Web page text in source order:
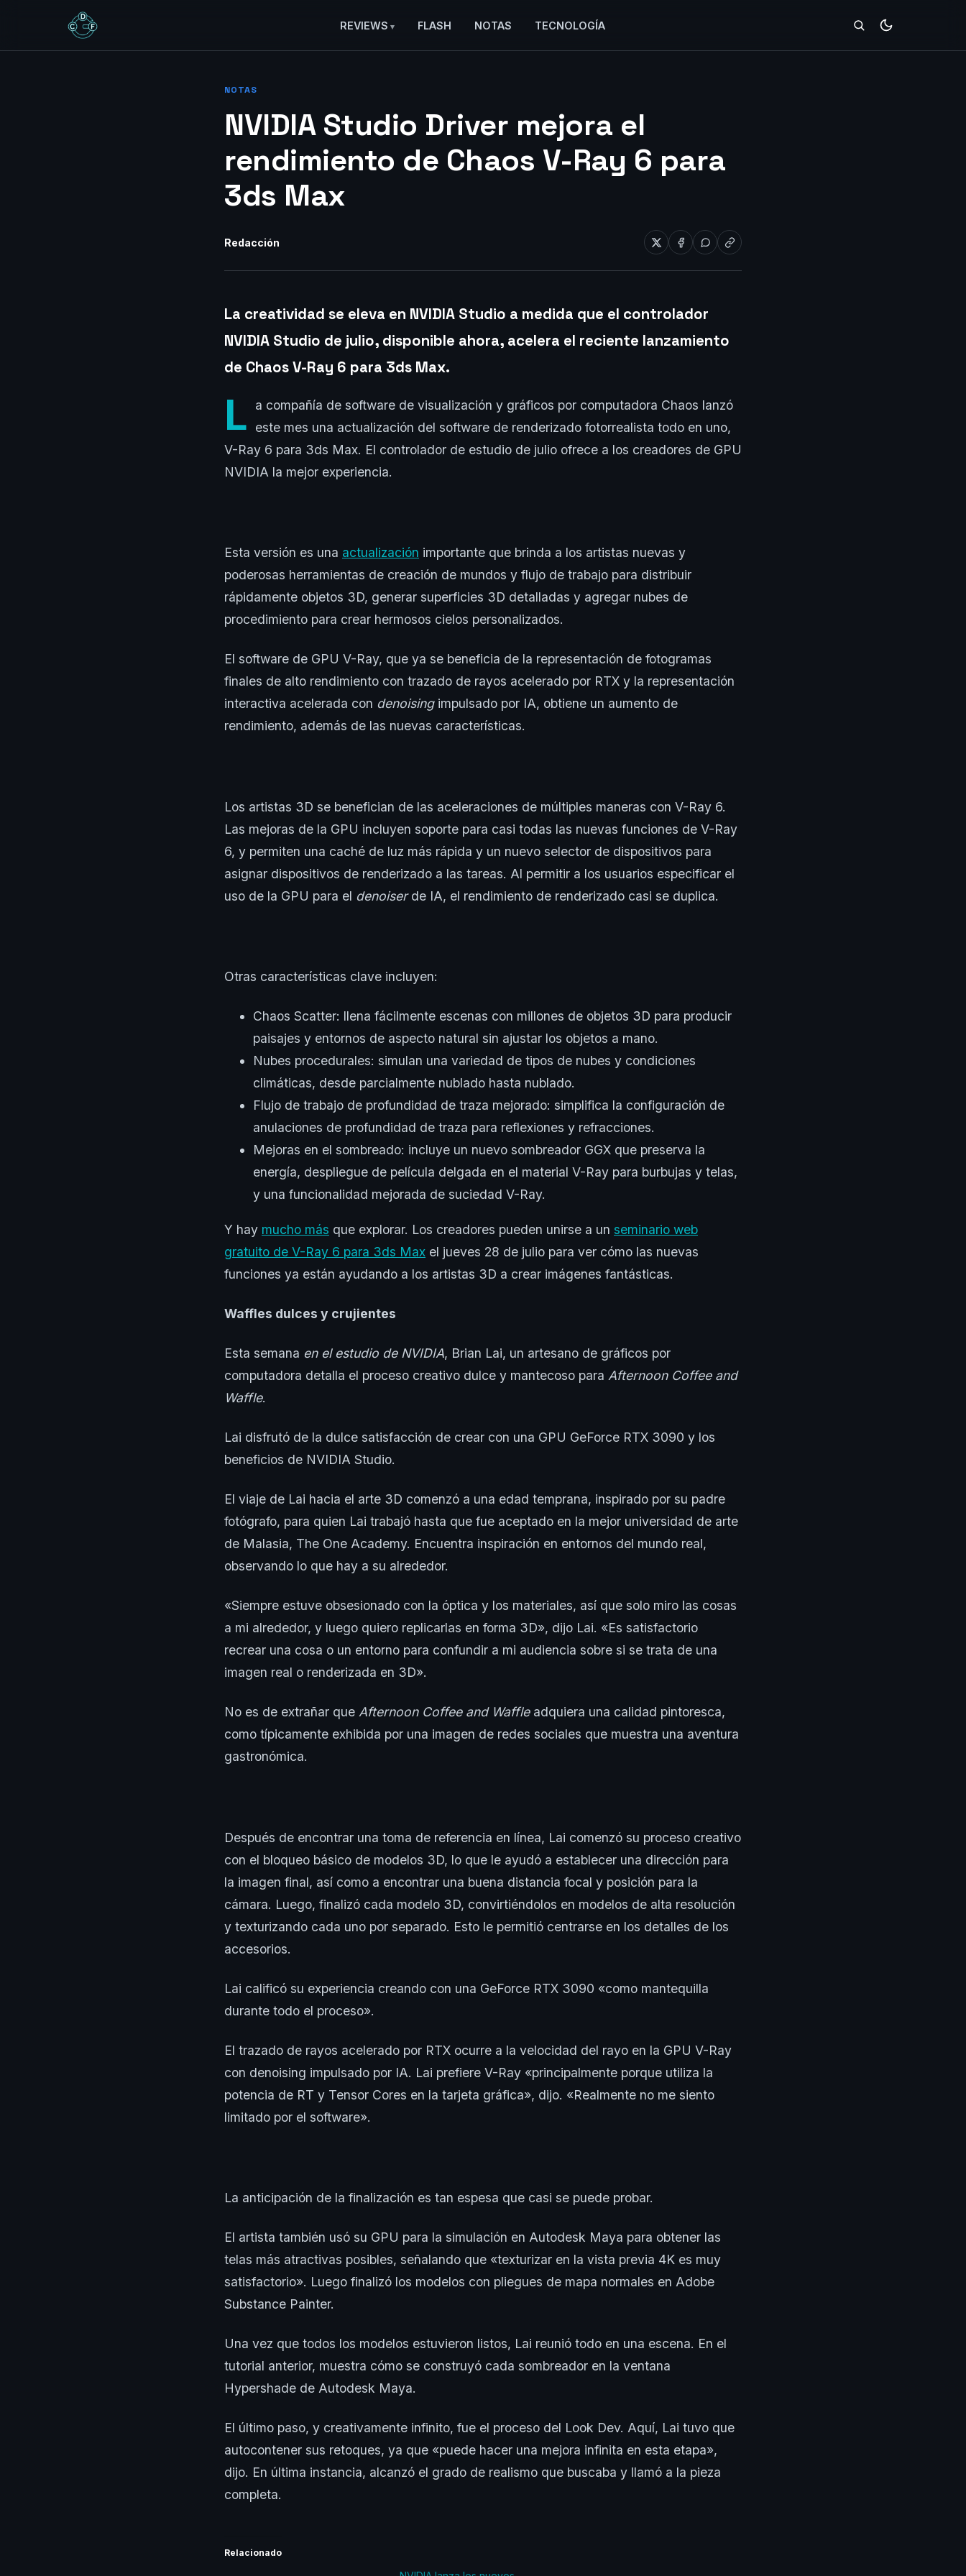
REVIEWS FLASH NOTAS TECNOLOGÍA
NOTAS
NVIDIA Studio Driver mejora el
rendimiento de Chaos V-Ray 6 para
3ds Max
Redacción
La creatividad se eleva en NVIDIA Studio a medida que el controlador
NVIDIA Studio de julio, disponible ahora, acelera el reciente lanzamiento
de Chaos V-Ray 6 para 3ds Max.
L
a compañía de software de visualización y gráficos por computadora Chaos lanzó
este mes una actualización del software de renderizado fotorrealista todo en uno,
V-Ray 6 para 3ds Max. El controlador de estudio de julio ofrece a los creadores de GPU
NVIDIA la mejor experiencia.
Esta versión es una actualización importante que brinda a los artistas nuevas y
poderosas herramientas de creación de mundos y flujo de trabajo para distribuir
rápidamente objetos 3D, generar superficies 3D detalladas y agregar nubes de
procedimiento para crear hermosos cielos personalizados.
El software de GPU V-Ray, que ya se beneficia de la representación de fotogramas
finales de alto rendimiento con trazado de rayos acelerado por RTX y la representación
interactiva acelerada con denoisingimpulsado por IA, obtiene un aumento de
rendimiento, además de las nuevas características.
Los artistas 3D se benefician de las aceleraciones de múltiples maneras con V-Ray 6.
Las mejoras de la GPU incluyen soporte para casi todas las nuevas funciones de V-Ray
6, y permiten una caché de luz más rápida y un nuevo selector de dispositivos para
asignar dispositivos de renderizado a las tareas. Al permitir a los usuarios especificar el
uso de la GPU para el denoiserde IA, el rendimiento de renderizado casi se duplica.
Otras características clave incluyen:
Chaos Scatter: llena fácilmente escenas con millones de objetos 3D para producir
paisajes y entornos de aspecto natural sin ajustar los objetos a mano.
Nubes procedurales: simulan una variedad de tipos de nubes y condiciones
climáticas, desde parcialmente nublado hasta nublado.
Flujo de trabajo de profundidad de traza mejorado: simplifica la configuración de
anulaciones de profundidad de traza para reflexiones y refracciones.
Mejoras en el sombreado: incluye un nuevo sombreador GGX que preserva la
energía, despliegue de película delgada en el material V-Ray para burbujas y telas,
y una funcionalidad mejorada de suciedad V-Ray.
Y hay mucho más que explorar. Los creadores pueden unirse a un seminario web
gratuito de V-Ray 6 para 3ds Max el jueves 28 de julio para ver cómo las nuevas
funciones ya están ayudando a los artistas 3D a crear imágenes fantásticas.
Waffles dulces y crujientes
Esta semana en el estudio de NVIDIA, Brian Lai, un artesano de gráficos por
computadora detalla el proceso creativo dulce y mantecoso para Afternoon Coffee and
Waffle.
Lai disfrutó de la dulce satisfacción de crear con una GPU GeForce RTX 3090 y los
beneficios de NVIDIA Studio.
El viaje de Lai hacia el arte 3D comenzó a una edad temprana, inspirado por su padre
fotógrafo, para quien Lai trabajó hasta que fue aceptado en la mejor universidad de arte
de Malasia, The One Academy. Encuentra inspiración en entornos del mundo real,
observando lo que hay a su alrededor.
«Siempre estuve obsesionado con la óptica y los materiales, así que solo miro las cosas
a mi alrededor, y luego quiero replicarlas en forma 3D», dijo Lai. «Es satisfactorio
recrear una cosa o un entorno para confundir a mi audiencia sobre si se trata de una
imagen real o renderizada en 3D».
No es de extrañar que Afternoon Coffee and Waffle adquiera una calidad pintoresca,
como típicamente exhibida por una imagen de redes sociales que muestra una aventura
gastronómica.
Después de encontrar una toma de referencia en línea, Lai comenzó su proceso creativo
con el bloqueo básico de modelos 3D, lo que le ayudó a establecer una dirección para
la imagen final, así como a encontrar una buena distancia focal y posición para la
cámara. Luego, finalizó cada modelo 3D, convirtiéndolos en modelos de alta resolución
y texturizando cada uno por separado. Esto le permitió centrarse en los detalles de los
accesorios.
Lai calificó su experiencia creando con una GeForce RTX 3090 «como mantequilla
durante todo el proceso».
El trazado de rayos acelerado por RTX ocurre a la velocidad del rayo en la GPU V-Ray
con denoising impulsado por IA. Lai prefiere V-Ray «principalmente porque utiliza la
potencia de RT y Tensor Cores en la tarjeta gráfica», dijo. «Realmente no me siento
limitado por el software».
La anticipación de la finalización es tan espesa que casi se puede probar.
El artista también usó su GPU para la simulación en Autodesk Maya para obtener las
telas más atractivas posibles, señalando que «texturizar en la vista previa 4K es muy
satisfactorio». Luego finalizó los modelos con pliegues de mapa normales en Adobe
Substance Painter.
Una vez que todos los modelos estuvieron listos, Lai reunió todo en una escena. En el
tutorial anterior, muestra cómo se construyó cada sombreador en la ventana
Hypershade de Autodesk Maya.
El último paso, y creativamente infinito, fue el proceso del Look Dev. Aquí, Lai tuvo que
autocontener sus retoques, ya que «puede hacer una mejora infinita en esta etapa»,
dijo. En última instancia, alcanzó el grado de realismo que buscaba y llamó a la pieza
completa.
Relacionado